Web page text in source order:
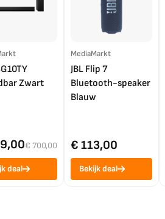
Zwart
€ 700,00
deal
MediaMarkt
JBL Flip 7
Bluetooth-speaker
Blauw
€ 113,00
Bekijk deal